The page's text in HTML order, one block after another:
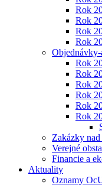
Rok
Rok
Rok
Rok
Rok
Rok
Rok
Rok
Rok
Rok
Zakázky
Verejné
Financie a
Aktuality
Oznamy